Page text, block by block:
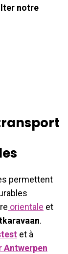
notre
permettent
orientale et
.
et à
Antwerpen